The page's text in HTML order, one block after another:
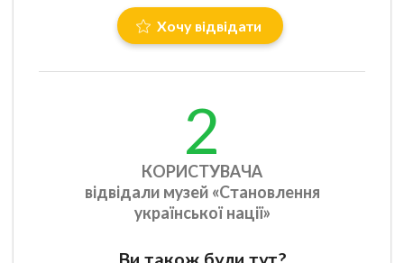
Хочу відвідати
2
КОРИСТУВАЧА
відвідали музей «Становлення
української нації»
Ви також були тут?